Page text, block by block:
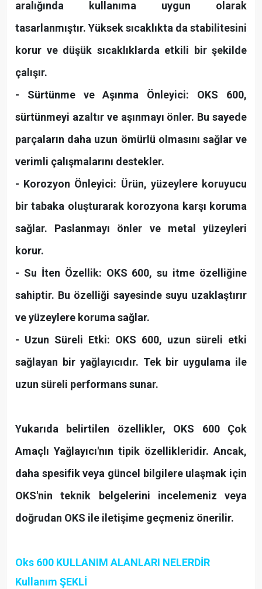
aralığında kullanıma uygun olarak
tasarlanmıştır. Yüksek sıcaklıkta da stabilitesini
korur ve düşük sıcaklıklarda etkili bir şekilde
çalışır.
- Sürtünme ve Aşınma Önleyici: OKS 600,
sürtünmeyi azaltır ve aşınmayı önler. Bu sayede
parçaların daha uzun ömürlü olmasını sağlar ve
verimli çalışmalarını destekler.
- Korozyon Önleyici: Ürün, yüzeylere koruyucu
bir tabaka oluşturarak korozyona karşı koruma
sağlar. Paslanmayı önler ve metal yüzeyleri
korur.
- Su İten Özellik: OKS 600, su itme özelliğine
sahiptir. Bu özelliği sayesinde suyu uzaklaştırır
ve yüzeylere koruma sağlar.
- Uzun Süreli Etki: OKS 600, uzun süreli etki
sağlayan bir yağlayıcıdır. Tek bir uygulama ile
uzun süreli performans sunar.
Yukarıda belirtilen özellikler, OKS 600 Çok
Amaçlı Yağlayıcı'nın tipik özellikleridir. Ancak,
daha spesifik veya güncel bilgilere ulaşmak için
OKS'nin teknik belgelerini incelemeniz veya
doğrudan OKS ile iletişime geçmeniz önerilir.
Oks 600 KULLANIM ALANLARI NELERDİR
Kullanım ŞEKLİ